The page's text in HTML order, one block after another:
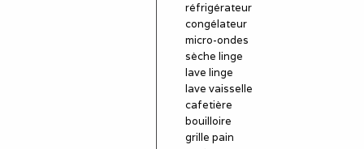
réfrigérateur
congélateur
micro-ondes
sèche linge
lave linge
lave vaisselle
cafetière
bouilloire
grille pain